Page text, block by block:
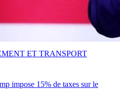
impose 15% de taxes sur le
ET TRANSPORT